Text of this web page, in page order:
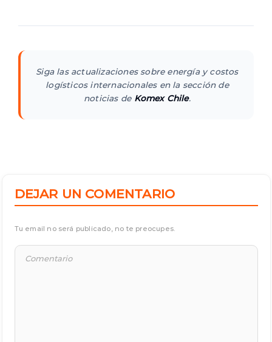
Siga las actualizaciones sobre energía y costos
logísticos internacionales en la sección de
noticias de Komex Chile.
DEJAR UN COMENTARIO
Tu email no será publicado, no te preocupes.